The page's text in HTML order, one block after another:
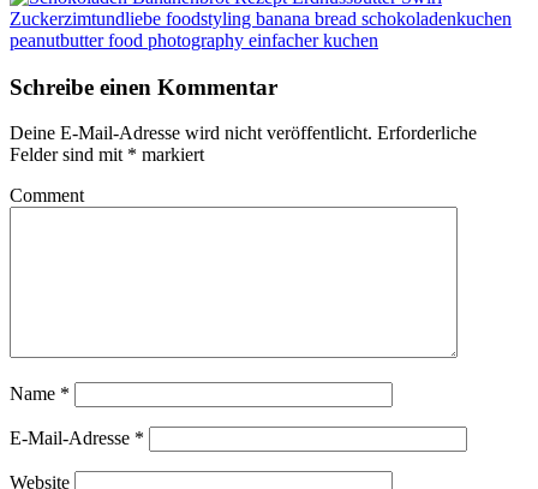
Schreibe einen Kommentar
Deine E-Mail-Adresse wird nicht veröffentlicht. Erforderliche
Felder sind mit * markiert
Comment
Name *
E-Mail-Adresse *
Website